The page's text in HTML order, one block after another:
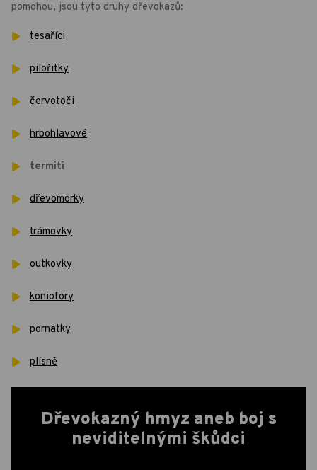
pomohou, jsou tyto druhy dřevokazů:
tesaříci
pilořitky
červotoči
hrbohlavové
termiti
dřevomorky
trámovky
outkovky
koniofory
pornatky
plísně
Dřevokazný hmyz aneb boj s
neviditelnými škůdci